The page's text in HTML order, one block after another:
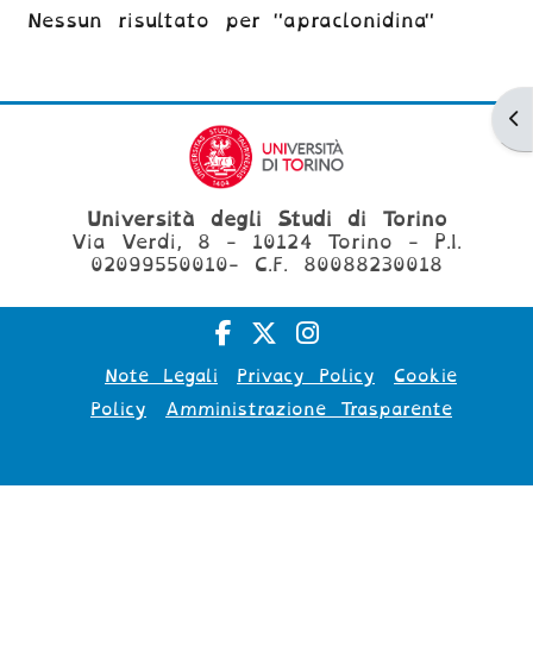
Nessun risultato per "apraclonidina"
Università degli Studi di Torino
Via Verdi, 8 - 10124 Torino - P.I.
02099550010- C.F. 80088230018
Note Legali Privacy Policy
Cookie
Policy
Amministrazione Trasparente